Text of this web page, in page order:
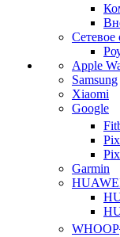
Сетевое
Apple
Samsung
Xiaomi
Google
Garmin
WHOOP